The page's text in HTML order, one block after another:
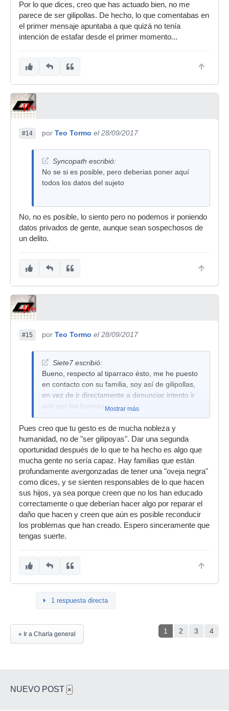
Por lo que dices, creo que has actuado bien, no me
parece de ser gilipollas. De hecho, lo que comentabas en
el primer mensaje apuntaba a que quizá no tenía
intención de estafar desde el primer momento...
#14 por Teo Tormo el 28/09/2017
Syncopath escribió:
No se si es posible, pero deberias poner aquí
todos los datos del sujeto
No, no es posible, lo siento pero no podemos ir poniendo
datos privados de gente, aunque sean sospechosos de
un delito.
#15 por Teo Tormo el 28/09/2017
Siete7 escribió:
Bueno, respecto al tiparraco ésto, me he puesto
en contacto con su familia, soy así de gilipollas,
en vez de ir directamente a denunciar intento ir
aún por las buenas.Mostrar más
Pues creo que tu gesto es de mucha nobleza y
humanidad, no de "ser gilipoyas". Dar una segunda
oportunidad después de lo que te ha hecho es algo que
mucha gente no sería capaz. Hay familias que están
profundamente avergonzadas de tener una "oveja negra"
como dices, y se sienten responsables de lo que hacen
sus hijos, ya sea porque creen que no los han educado
correctamente o que deberían hacer algo por reparar el
daño que hacen y creen que aún es posible reconducir
los problemas que han creado. Espero sinceramente que
tengas suerte.
1 respuesta directa
1 2 3 4
« Ir a Charla general
NUEVO POST ×